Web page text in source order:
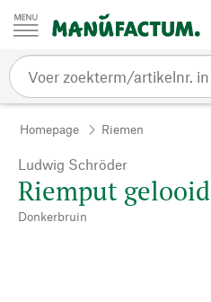
Passer au contenu
Homepage Riemen
Ludwig Schröder
Riemput gelooid
Donkerbruin